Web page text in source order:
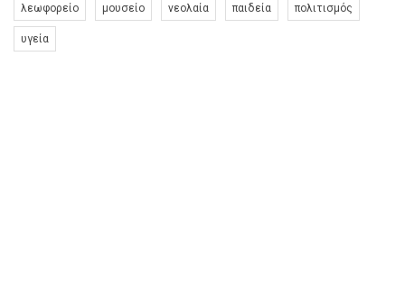
λεωφορείο μουσείο νεολαία παιδεία πολιτισμός
υγεία